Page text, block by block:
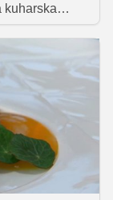
kuharska
zasavsko jed
spretno
iz dveh
testenin in